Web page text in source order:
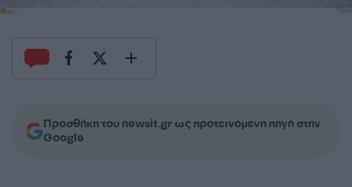
Προσθήκη του newsit.gr ως προτεινόμενη πηγή στην
Google